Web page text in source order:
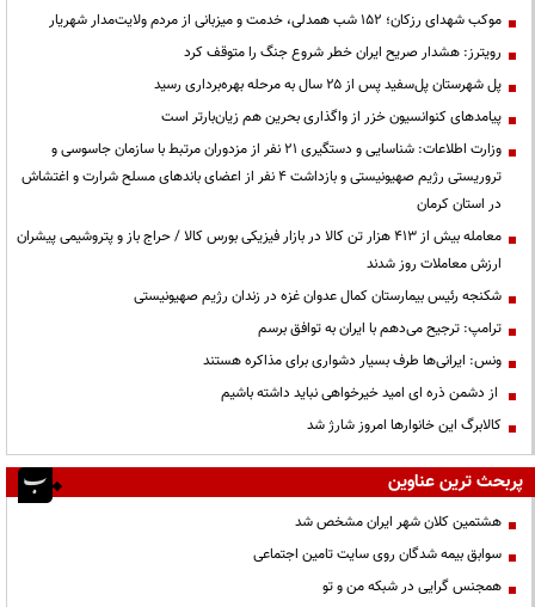
موکب شهدای رزکان؛ ۱۵۲ شب همدلی، خدمت و میزبانی از مردم ولایت‌مدار شهریار
رویترز: هشدار صریح ایران خطر شروع جنگ را متوقف کرد
پل شهرستان پل‌سفید پس از ۲۵ سال به مرحله بهره‌برداری رسید
پیامدهای کنوانسیون خزر از واگذاری بحرین هم زیان‌بارتر است
وزارت اطلاعات: شناسایی و دستگیری ۲۱ نفر از مزدوران مرتبط با سازمان جاسوسی و
تروریستی رژیم صهیونیستی و بازداشت ۴ نفر از اعضای باندهای مسلح شرارت و اغتشاش
در استان کرمان
معامله بیش از ۴۱۳ هزار تن کالا در بازار فیزیکی بورس کالا / حراج باز و پتروشیمی پیشران
ارزش معاملات روز شدند
شکنجه رئیس بیمارستان کمال عدوان غزه در زندان رژیم صهیونیستی
ترامپ: ترجیح می‌دهم با ایران به توافق برسم
ونس: ایرانی‌ها طرف بسیار دشواری برای مذاکره هستند
از دشمن ذره ای امید خیرخواهی نباید داشته باشیم
کالابرگ این خانوارها امروز شارژ شد
پربحث ترین عناوین
هشتمین کلان شهر ایران مشخص شد
سوابق بیمه شدگان روی سایت تامین اجتماعی
همجنس گرایی در شبکه من و تو